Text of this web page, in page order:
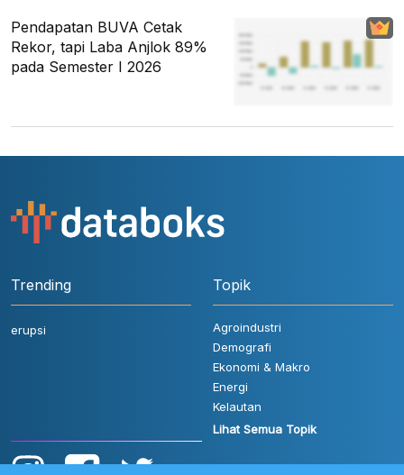
Pendapatan BUVA Cetak
Rekor, tapi Laba Anjlok 89%
pada Semester I 2026
Trending
erupsi
Topik
Agroindustri
Demografi
Ekonomi & Makro
Energi
Kelautan
Lihat Semua Topik